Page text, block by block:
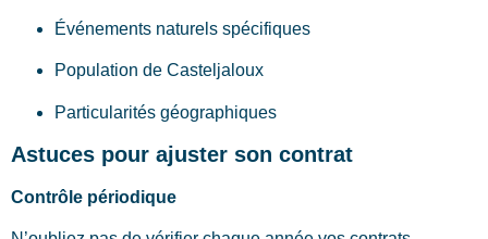
Événements naturels spécifiques
Population de Casteljaloux
Particularités géographiques
Astuces pour ajuster son contrat
Contrôle périodique